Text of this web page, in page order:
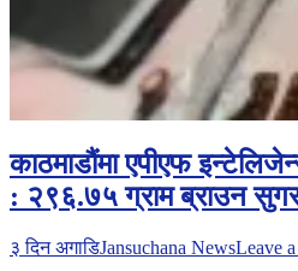
काठमाडौंमा एपीएफ
: २९६.७५ ग्राम ब्राउन
३ दिन अगाडिJansuchana NewsLeave